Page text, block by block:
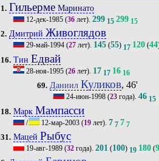
1. ГильермеМаринато
12-дек-1985(36лет). 299 15 299 15
2. Дмитрий Живоглядов
29-май-1994(27лет). 145(55) 17 120(44
16. Тин Едвай
28-ноя-1995(26лет). 17 17 16 16
69. Даниил Куликов, 46'
24-июн-1998 (23 года).46 15
18. Марк Мампасси
/ 12-мар-2003(19лет). 7 7 7 7
31. Мацей Рыбус
19-авг-1989(32года). 201(100) 19 180(